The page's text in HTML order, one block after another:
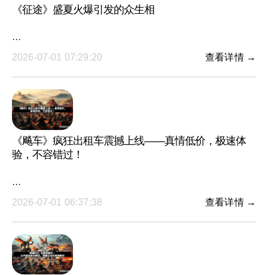
《征途》盛夏火爆引发的众生相
···
2026-07-01 07:29:20
查看详情 →
《飚车》疯狂出租车震撼上线——真情低价，极速体
验，不容错过！
···
2026-07-01 06:37:38
查看详情 →